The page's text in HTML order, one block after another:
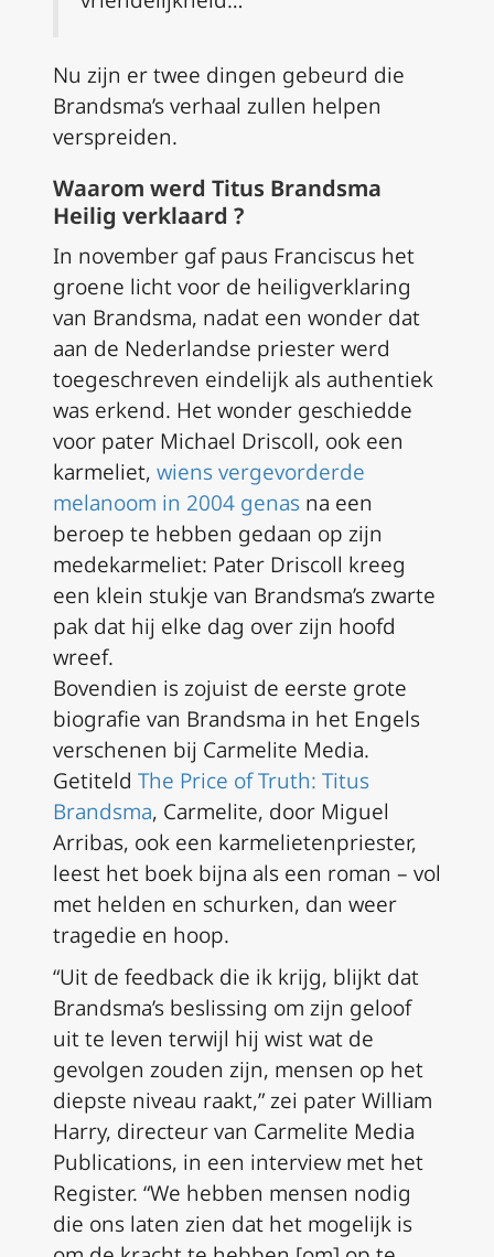
Nu zijn er twee dingen gebeurd die
Brandsma’s verhaal zullen helpen
verspreiden.
Waarom werd Titus Brandsma
Heilig verklaard ?
In november gaf paus Franciscus het
groene licht voor de heiligverklaring
van Brandsma, nadat een wonder dat
aan de Nederlandse priester werd
toegeschreven eindelijk als authentiek
was erkend. Het wonder geschiedde
voor pater Michael Driscoll, ook een
karmeliet, wiens vergevorderde
melanoom in 2004 genas na een
beroep te hebben gedaan op zijn
medekarmeliet: Pater Driscoll kreeg
een klein stukje van Brandsma’s zwarte
pak dat hij elke dag over zijn hoofd
wreef.
Bovendien is zojuist de eerste grote
biografie van Brandsma in het Engels
verschenen bij Carmelite Media.
Getiteld The Price of Truth: Titus
Brandsma, Carmelite, door Miguel
Arribas, ook een karmelietenpriester,
leest het boek bijna als een roman – vol
met helden en schurken, dan weer
tragedie en hoop.
“Uit de feedback die ik krijg, blijkt dat
Brandsma’s beslissing om zijn geloof
uit te leven terwijl hij wist wat de
gevolgen zouden zijn, mensen op het
diepste niveau raakt,” zei pater William
Harry, directeur van Carmelite Media
Publications, in een interview met het
Register. “We hebben mensen nodig
die ons laten zien dat het mogelijk is